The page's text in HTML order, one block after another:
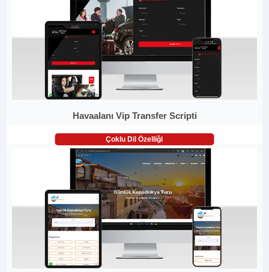
Havaalanı Vip Transfer Scripti
Çoklu Dil Özelliği